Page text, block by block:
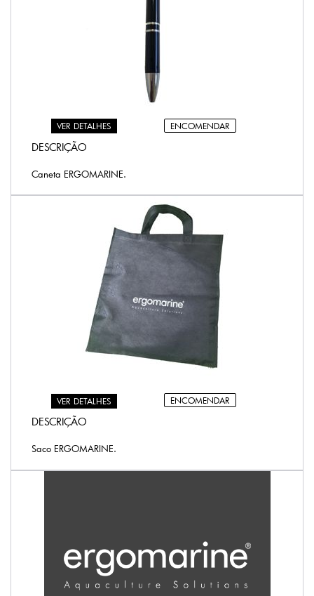
VER DETALHES ENCOMENDAR
DESCRIÇÃO
Caneta ERGOMARINE.
VER DETALHES ENCOMENDAR
DESCRIÇÃO
Saco ERGOMARINE.